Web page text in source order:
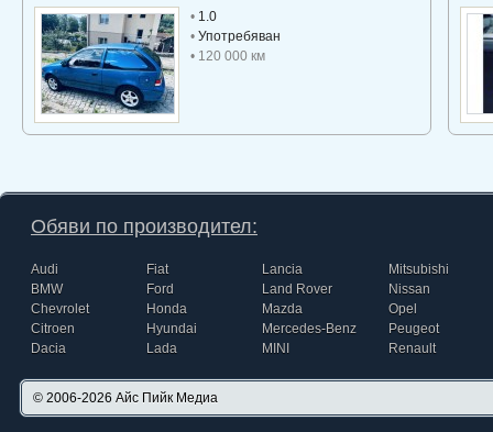
• 1.0
• Употребяван
• 120 000 км
Обяви по производител:
Audi
BMW
Chevrolet
Citroen
Dacia
Fiat
Ford
Honda
Hyundai
Lada
Lancia
Land Rover
Mazda
Mercedes-Benz
MINI
Mitsubishi
Nissan
Opel
Peugeot
Renault
© 2006-2026 Айс Пийк Медиа